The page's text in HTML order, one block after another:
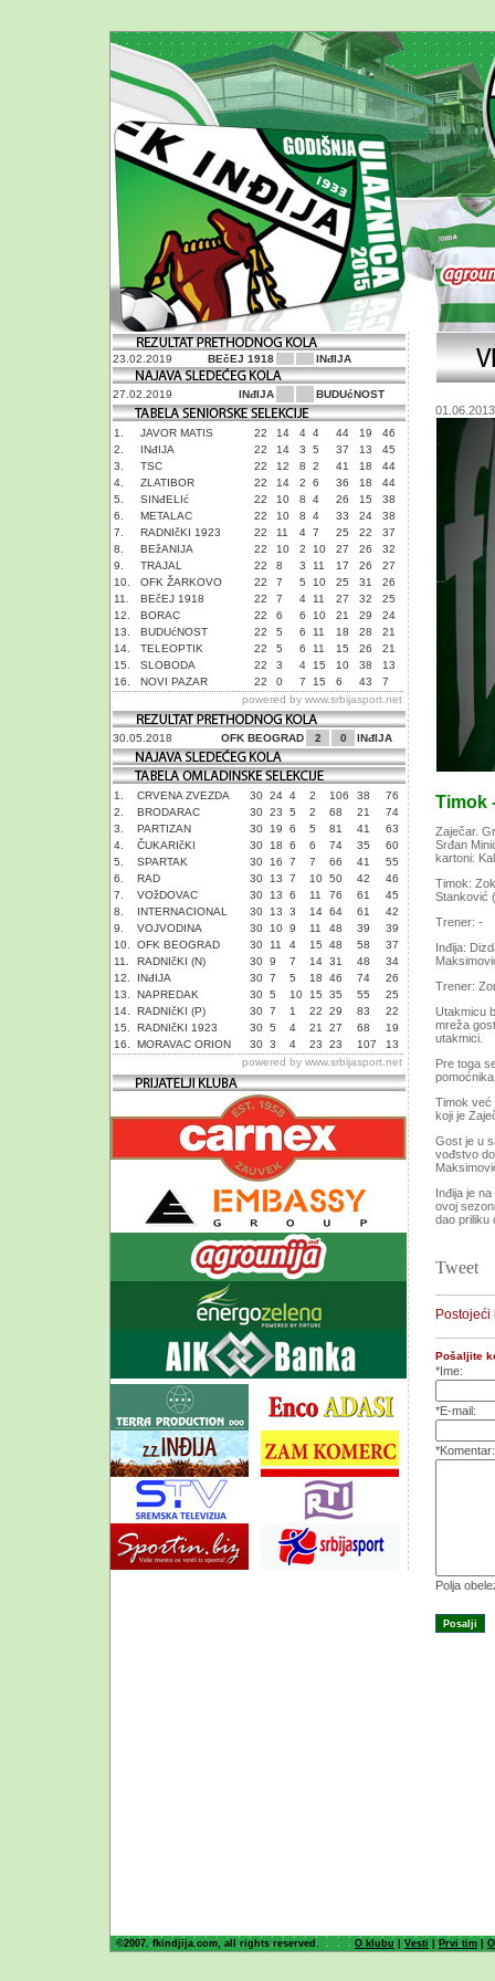
23.02.2019 BEčEJ 1918 INđIJA
27.02.2019 INđIJA BUDUćNOST
1. JAVOR MATIS 22 14 4 4 44 19
46
2.
INđIJA 22 14 3 5 37 13
45
3.
TSC 22 12 8 2 41 18
44
4.
ZLATIBOR 22 14 2 6 36 18
44
5.
SINđELIć 22 10 8 4 26 15
38
6.
METALAC 22 10 8 4 33 24
38
7.
RADNIčKI 1923 22 11 4 7 25 22
37
8.
BEžANIJA 22 10 2 10 27 26
32
9.
TRAJAL 22 8 3 11 17 26
27
10.
OFK ŽARKOVO 22 7 5 10 25 31
26
11.
BEčEJ 1918 22 7 4 11 27 32
25
12.
BORAC 22 6 6 10 21 29
24
13.
BUDUćNOST 22 5 6 11 18 28
21
14.
TELEOPTIK 22 5 6 11 15 26
21
15.
SLOBODA 22 3 4 15 10 38
13
16.
NOVI PAZAR 22 0 7 15 6 43
7
powered by www.srbijasport.net
30.05.2018 OFK BEOGRAD 2 0 INđIJA
1. CRVENA ZVEZDA 30 24 4 2 106 38
76
2.
BRODARAC 30 23 5 2 68 21
74
3.
PARTIZAN 30 19 6 5 81 41
63
4.
ČUKARIčKI 30 18 6 6 74 35
60
5.
SPARTAK 30 16 7 7 66 41
55
6.
RAD 30 13 7 10 50 42
46
7.
VOžDOVAC 30 13 6 11 76 61
45
8.
INTERNACIONAL 30 13 3 14 64 61
42
9.
VOJVODINA 30 10 9 11 48 39
39
10.
OFK BEOGRAD 30 11 4 15 48 58
37
11.
RADNIčKI (N) 30 9 7 14 31 48
34
12.
INđIJA 30 7 5 18 46 74
26
13.
NAPREDAK 30 5 10 15 35 55
25
14.
RADNIčKI (P) 30 7 1 22 29 83
22
15.
RADNIčKI 1923 30 5 4 21 27 68
19
16.
MORAVAC ORION 30 3 4 23 23 107
13
powered by www.srbijasport.net
01.06.2013
Timok
Zaječar.
Srđan
kartoni:
Timok:
Stanković
Trener: -
Inđija:
Trener:
Utakmicu
mreža
utakmici.
Pre toga
Timok već
koji je
Gost je u
vođstvo
Inđija je
ovoj
dao priliku
Tweet
Postojeći
Pošaljite
*Ime:
*E-mail:
*Komentar:
Polja
©2007. fkindjija.com, all rights reserved. O klubu |Vesti | Prvi tim |